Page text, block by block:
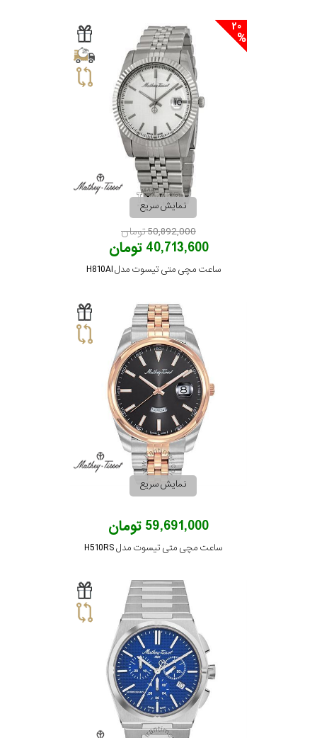
نمایش سریع
50,892,000 تومان
40,713,600 تومان
ساعت مچی متی تیسوت مدل H810AI
نمایش سریع
59,691,000 تومان
ساعت مچی متی تیسوت مدل H510RS